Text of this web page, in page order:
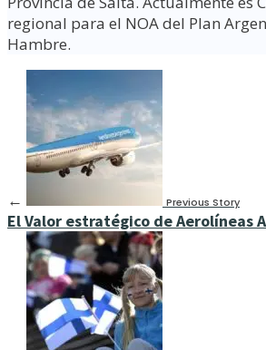
regional para el NOA del Plan
Hambre.
← Previous Story
El Valor estratégico de Aerolíneas